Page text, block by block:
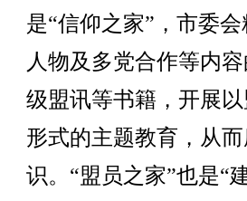
是“信仰之家”，市委
人物及多党合作等内
级盟讯等书籍，开展
形式的主题教育，从
识。“盟员之家”也是“